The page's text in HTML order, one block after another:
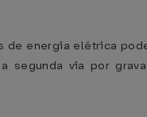
energia elétrica
segunda via por